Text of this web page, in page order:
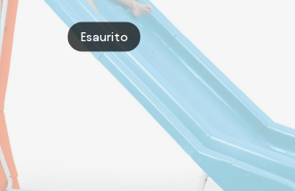
Esaurito